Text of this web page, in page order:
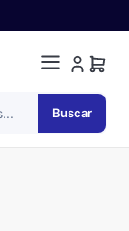
Buscar